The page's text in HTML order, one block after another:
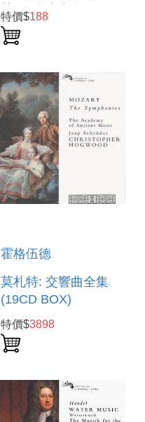
茲 (國際中文版106)
MOZART:SYMPHONIES
NO.35(HAFFNER)
特價$188
霍格伍德
莫札特: 交響曲全集
(19CD BOX)
MOZART:
COMPLETE
SYMPHONIE
特價$3898